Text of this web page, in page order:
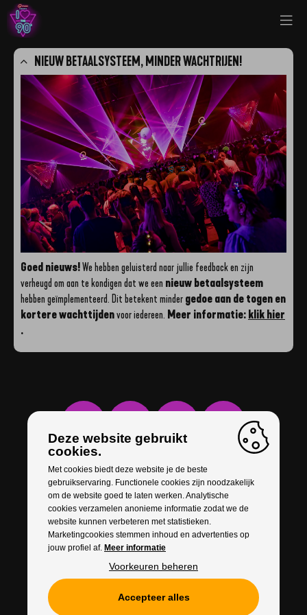
NIEUW BETAALSYSTEEM, MINDER WACHTRIJEN!
Goed nieuws!We hebben geluisterd naar jullie feedback en zijn
verheugd om aan te kondigen dat we een nieuw betaalsysteem
hebben geïmplementeerd. Dit betekent mindergedoe aan de togen en
kortere wachttijdenvoor iedereen. Meer informatie:klik hier
.
Deze website gebruikt
cookies.
Met cookies biedt deze website je de beste
gebruikservaring. Functionele cookies zijn noodzakelijk
om de website goed te laten werken. Analytische
cookies verzamelen anonieme informatie zodat we de
website kunnen verbeteren met statistieken.
Marketingcookies stemmen inhoud en advertenties op
jouw profiel af. Meer informatie
Voorkeuren beheren
Accepteer alles